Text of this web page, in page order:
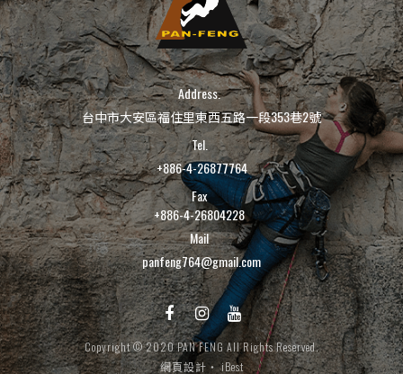
Address.
台中市大安區福住里東西五路一段353巷2號
Tel.
+886-4-26877764
Fax
+886-4-26804228
Mail
panfeng764@gmail.com
Copyright © 2020 PAN FENG All Rights Reserved.
網頁設計 ‧iBest